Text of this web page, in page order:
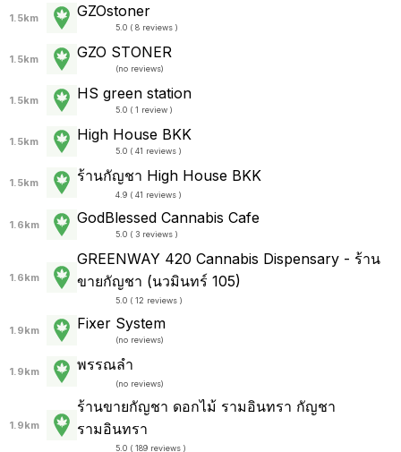
1.5km GZOstoner
5.0 ( 8 reviews )
1.5km GZO STONER
(no reviews)
1.5km HS green station
5.0 ( 1 review )
1.5km High House BKK
5.0 ( 41 reviews )
1.5km ร้านกัญชา High House BKK
4.9 ( 41 reviews )
1.6km GodBlessed Cannabis Cafe
5.0 ( 3 reviews )
1.6km
GREENWAY 420 Cannabis Dispensary - ร้าน
ขายกัญชา (นวมินทร์ 105)
5.0 ( 12 reviews )
1.9km Fixer System
(no reviews)
1.9km พรรณลำ
(no reviews)
1.9km
ร้านขายกัญชา ดอกไม้ รามอินทรา กัญชา
รามอินทรา
5.0 ( 189 reviews )